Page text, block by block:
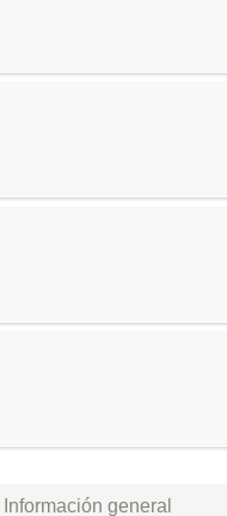
Información general